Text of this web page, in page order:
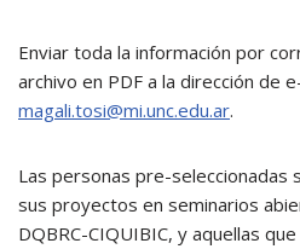
Enviar toda la información por
archivo en PDF a la dirección de
magali.tosi@mi.unc.edu.ar.
Las personas pre-seleccionadas
sus proyectos en seminarios
DQBRC-CIQUIBIC, y aquellas